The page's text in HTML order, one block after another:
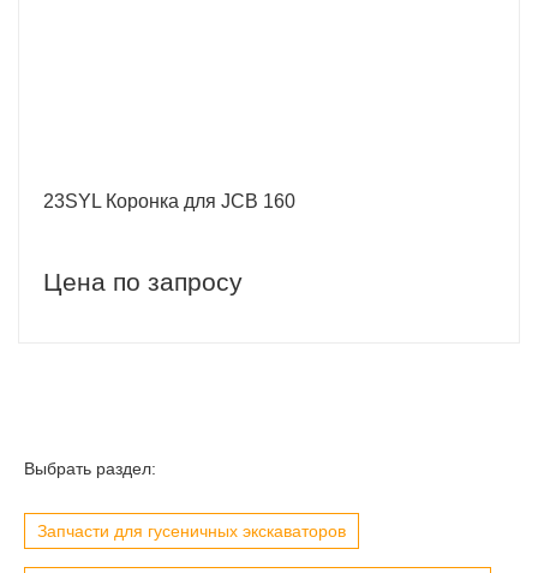
23SYL Коронка для JCB 160
Цена по запросу
Выбрать раздел:
Запчасти для гусеничных экскаваторов